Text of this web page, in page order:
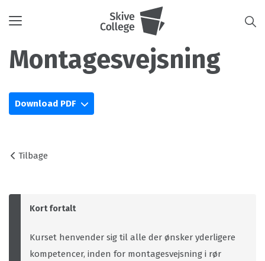
Toggle
Montagesvejsning
Download PDF
Tilbage
Kort fortalt
Kurset henvender sig til alle der ønsker yderligere
kompetencer, inden for montagesvejsning i rør